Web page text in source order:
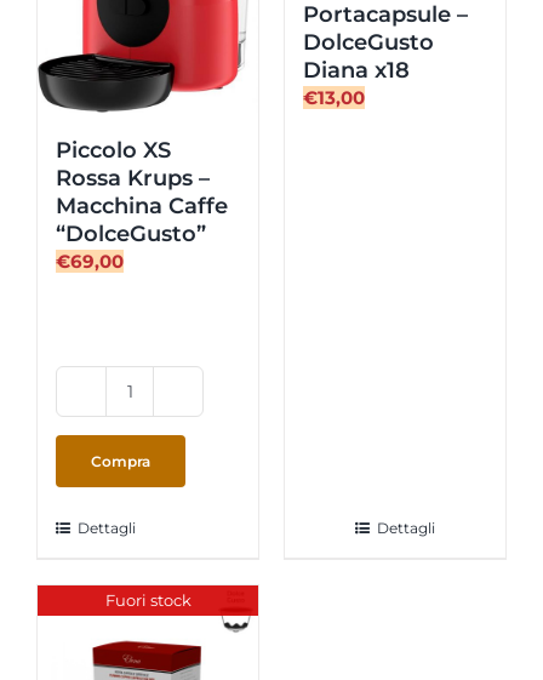
Piccolo XS
Rossa Krups –
Macchina Caffe
“DolceGusto”
€69,00
Piccolo
Rossa
Krups
Macchina
"DolceGusto"
quantità
Compra
Dettagli
Portacapsule –
DolceGusto
Diana x18
€13,00
Dettagli
Fuori stock